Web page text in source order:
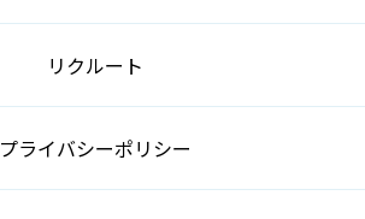
リクルート
プライバシーポリシー